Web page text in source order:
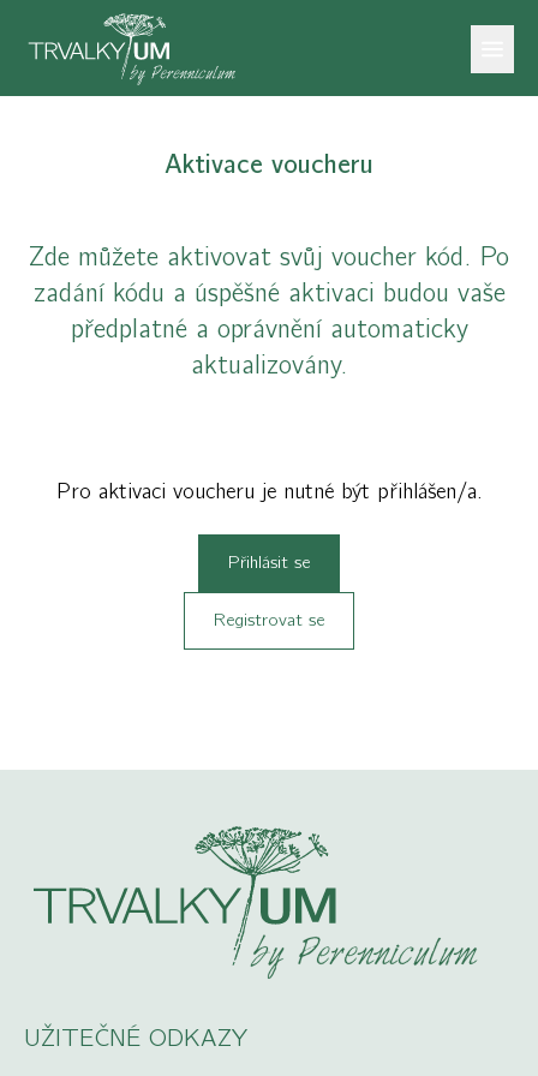
Aktivace voucheru
Zde můžete aktivovat svůj voucher kód. Po
zadání kódu a úspěšné aktivaci budou vaše
předplatné a oprávnění automaticky
aktualizovány.
Pro aktivaci voucheru je nutné být přihlášen/a.
Přihlásit se
Registrovat se
UŽITEČNÉ ODKAZY